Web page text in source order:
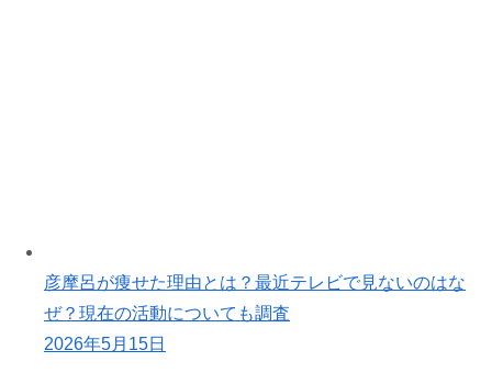
彦摩呂が痩せた理由とは？最近テレビで見ないのはな
ぜ？現在の活動についても調査
2026年5月15日